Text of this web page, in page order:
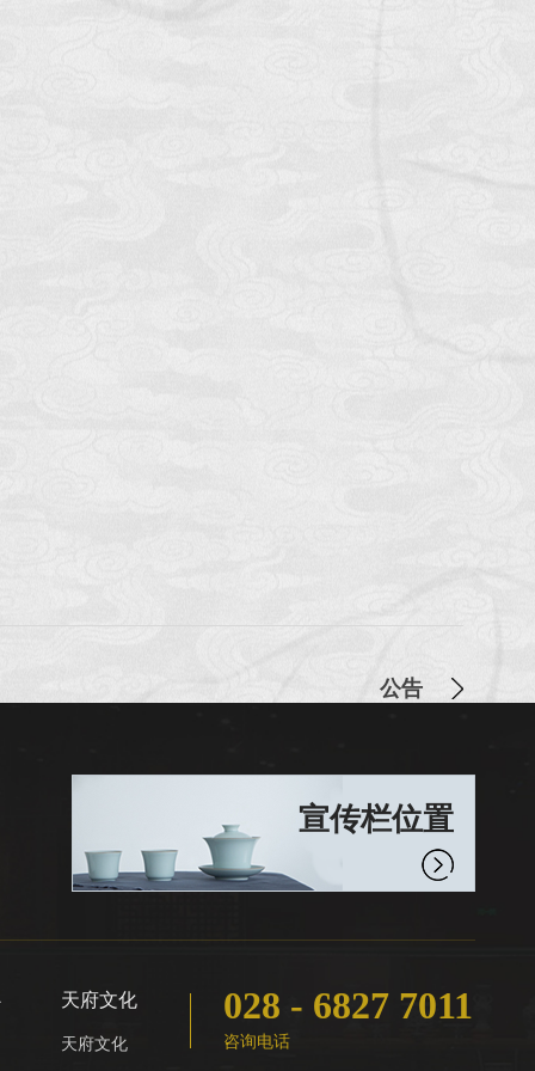
公告
宣传栏位置
天府文化
天府文化
028 - 6827 7011
咨询电话